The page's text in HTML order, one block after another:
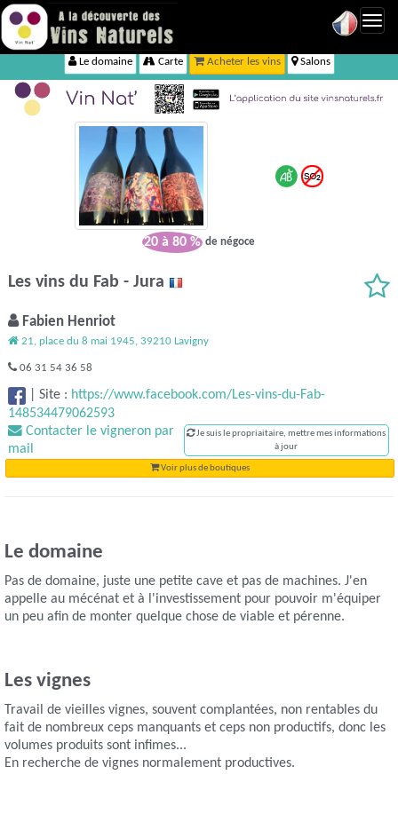
Le domaine Carte Acheter les vins Salons
20 à 80 % de négoce
Les vins du Fab - Jura
Fabien Henriot
21, place du 8 mai 1945, 39210 Lavigny
06 31 54 36 58
|Site : https://www.facebook.com/Les-vins-du-Fab-
148534479062593
Contacter le vigneron par
mail
Je suis le propriaitaire, mettre mes informations
à jour
Voir plus de boutiques
Le domaine
Pas de domaine, juste une petite cave et pas de machines. J'en
appelle au mécénat et à l'investissement pour pouvoir m'équiper
un peu afin de monter quelque chose de viable et pérenne.
Les vignes
Travail de vieilles vignes, souvent complantées, non rentables du
fait de nombreux ceps manquants et ceps non productifs, donc les
volumes produits sont infimes...
En recherche de vignes normalement productives.